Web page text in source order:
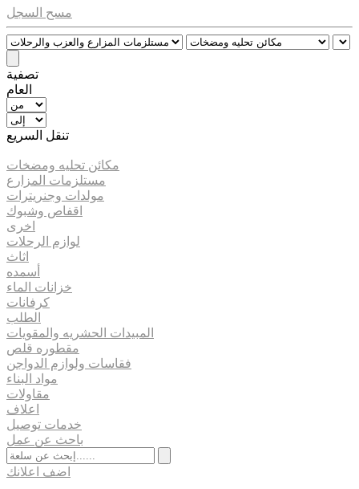
مسح السجل
تصفية
العام
تنقل السريع
مكائن تحليه ومضخات
مستلزمات المزارع
مولدات وجنريترات
اقفاص وشبوك
اخرى
لوازم الرحلات
اثاث
أسمده
خزانات الماء
كرفانات
الطلب
المبيدات الحشريه والمقويات
مقطوره قلص
فقاسات ولوازم الدواجن
مواد البناء
مقاولات
اعلاف
خدمات توصيل
باحث عن عمل
اضف اعلانك